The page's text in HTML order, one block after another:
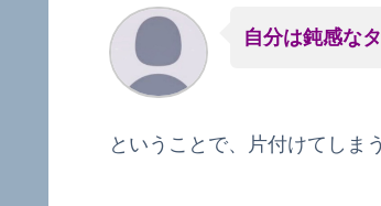
自分は鈍感な
ということで、片付けてしま